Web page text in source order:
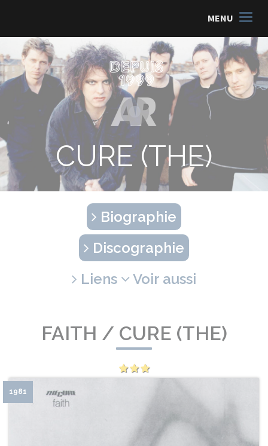
MENU
CURE (THE)
Biographie
Discographie
Liens
Voir aussi
FAITH / CURE (THE)
1981